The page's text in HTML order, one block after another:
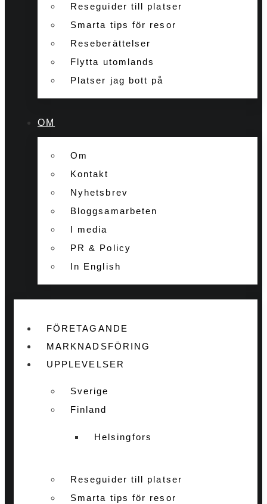
Reseguider till platser
Smarta tips för resor
Reseberättelser
Flytta utomlands
Platser jag bott på
OM
Om
Kontakt
Nyhetsbrev
Bloggsamarbeten
I media
PR & Policy
In English
FÖRETAGANDE
MARKNADSFÖRING
UPPLEVELSER
Sverige
Finland
Helsingfors
Reseguider till platser
Smarta tips för resor